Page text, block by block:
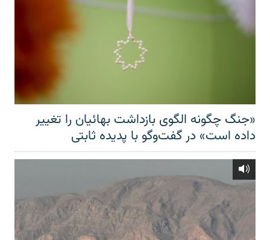
«جنگ چگونه الگوی بازداشت بهائیان را تغییر
داده است» در گفت‌وگو با پدیده ثابتی